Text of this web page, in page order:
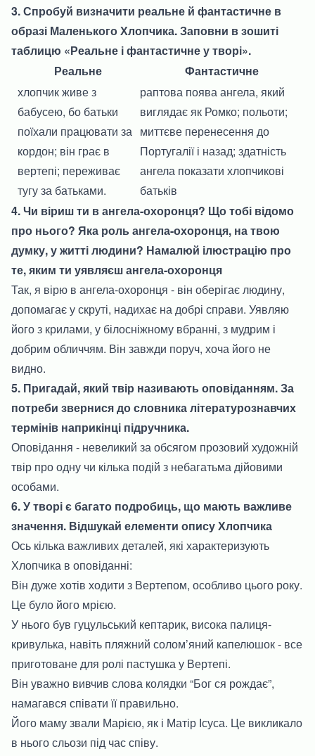
3. Спробуй визначити реальне й фантастичне в
образі Маленького Хлопчика. Заповни в зошиті
таблицю «Реальне і фантастичне у творі».
Реальне
Фантастичне
хлопчик живе з
бабусею, бо батьки
поїхали працювати за
кордон; він грає в
вертепі; переживає
тугу за батьками.
раптова поява ангела, який
виглядає як Ромко; польоти;
миттєве перенесення до
Португалії і назад; здатність
ангела показати хлопчикові
батьків
4. Чи віриш ти в ангела-охоронця? Що тобі відомо
про нього? Яка роль ангела-охоронця, на твою
думку, у житті людини? Намалюй ілюстрацію про
те, яким ти уявляєш ангела-охоронця
Так, я вірю в ангела-охоронця - він оберігає людину,
допомагає у скруті, надихає на добрі справи. Уявляю
його з крилами, у білосніжному вбранні, з мудрим і
добрим обличчям. Він завжди поруч, хоча його не
видно.
5. Пригадай, який твір називають оповіданням. За
потреби звернися до словника літературознавчих
термінів наприкінці підручника.
Оповідання - невеликий за обсягом прозовий художній
твір про одну чи кілька подій з небагатьма дійовими
особами.
6. У творі є багато подробиць, що мають важливе
значення. Відшукай елементи опису Хлопчика
Ось кілька важливих деталей, які характеризують
Хлопчика в оповіданні:
Він дуже хотів ходити з Вертепом, особливо цього року.
Це було його мрією.
У нього був гуцульський кептарик, висока палиця-
кривулька, навіть пляжний солом’яний капелюшок - все
приготоване для ролі пастушка у Вертепі.
Він уважно вивчив слова колядки “Бог ся рождає”,
намагався співати її правильно.
Його маму звали Марією, як і Матір Ісуса. Це викликало
в нього сльози під час співу.